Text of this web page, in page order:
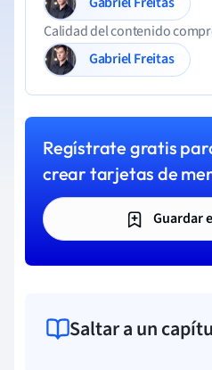
Calidad del contenido
Gabriel Freitas
Regístrate gratis
crear tarjetas de
Guardar
Saltar a un